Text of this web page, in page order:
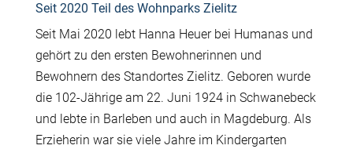
Seit 2020 Teil des Wohnparks Zielitz
Seit Mai 2020 lebt Hanna Heuer bei Humanas und
gehört zu den ersten Bewohnerinnen und
Bewohnern des Standortes Zielitz. Geboren wurde
die 102-Jährige am 22. Juni 1924 in Schwanebeck
und lebte in Barleben und auch in Magdeburg. Als
Erzieherin war sie viele Jahre im Kindergarten